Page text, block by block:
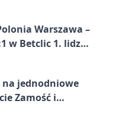
Warszawa –
w Betclic 1. lidze.
na jednodniowe
Zamość i